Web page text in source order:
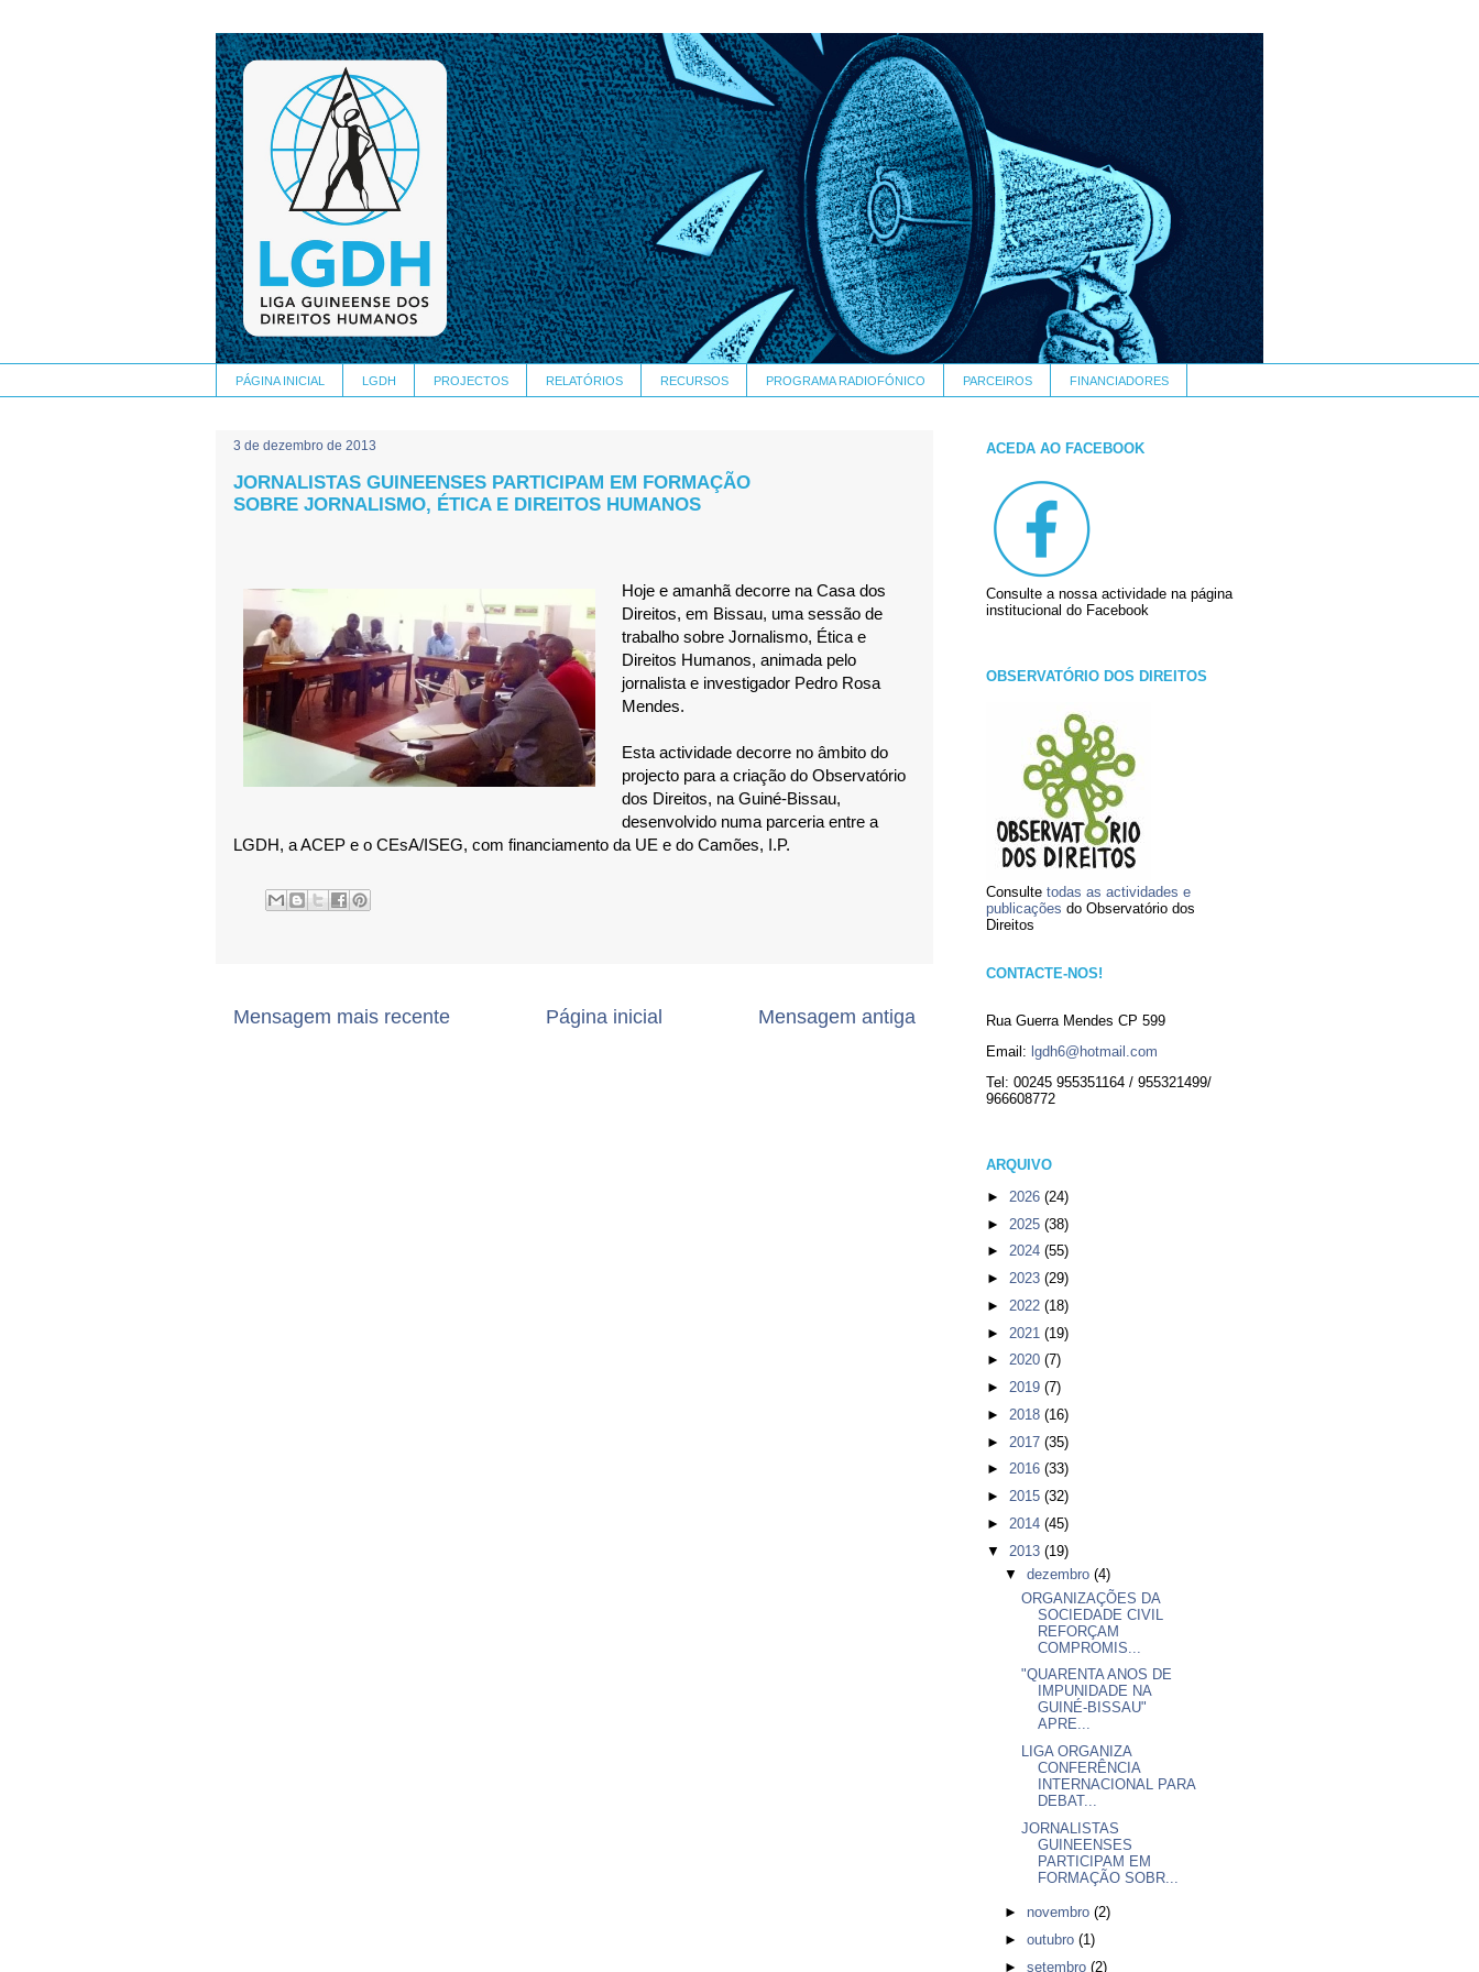
PÁGINA INICIAL LGDH PROJECTOS RELATÓRIOS RECURSOS PROGRAMA RADIOFÓNICO PARCEIROS FINANCIADORES
3 de dezembro de 2013
JORNALISTAS GUINEENSES PARTICIPAM EM FORMAÇÃO
SOBRE JORNALISMO, ÉTICA E DIREITOS HUMANOS
Hoje e amanhã decorre na Casa dos
Direitos, em Bissau, uma sessão de
trabalho sobre Jornalismo, Ética e
Direitos Humanos, animada pelo
jornalista e investigador Pedro Rosa
Mendes.
Esta actividade decorre no âmbito do
projecto para a criação do Observatório
dos Direitos, na Guiné-Bissau,
desenvolvido numa parceria entre a
LGDH, a ACEP e o CEsA/ISEG, com financiamento da UE e do Camões, I.P.
Mensagem mais recente Mensagem antiga
Página inicial
ACEDA AO FACEBOOK
Consulte a nossa actividade na página
institucional do Facebook
OBSERVATÓRIO DOS DIREITOS
Consulte todas as actividades e
publicações do Observatório dos
Direitos
CONTACTE-NOS!
Rua Guerra Mendes CP 599
Email: lgdh6@hotmail.com
Tel: 00245 955351164 / 955321499/
966608772
ARQUIVO
► 2026 (24)
► 2025 (38)
► 2024 (55)
► 2023 (29)
► 2022 (18)
► 2021 (19)
► 2020 (7)
► 2019 (7)
► 2018 (16)
► 2017 (35)
► 2016 (33)
► 2015 (32)
► 2014 (45)
▼ 2013 (19)
▼ dezembro (4)
ORGANIZAÇÕES DA
SOCIEDADE CIVIL
REFORÇAM
COMPROMIS...
"QUARENTA ANOS DE
IMPUNIDADE NA
GUINÉ-BISSAU"
APRE...
LIGA ORGANIZA
CONFERÊNCIA
INTERNACIONAL PARA
DEBAT...
JORNALISTAS
GUINEENSES
PARTICIPAM EM
FORMAÇÃO SOBR...
► novembro (2)
► outubro (1)
► setembro (2)